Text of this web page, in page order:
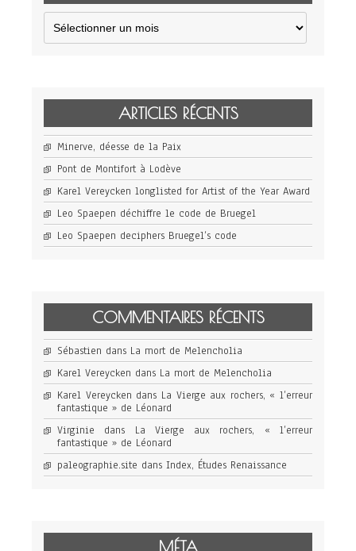
Archives
ARTICLES RÉCENTS
Minerve, déesse de la Paix
Pont de Montifort à Lodève
Karel Vereycken longlisted for Artist of the Year Award
Leo Spaepen déchiffre le code de Bruegel
Leo Spaepen deciphers Bruegel’s code
COMMENTAIRES RÉCENTS
Sébastien dans La mort de Melencholia
Karel Vereycken dans La mort de Melencholia
Karel Vereycken dans La Vierge aux rochers, « l’erreur
fantastique » de Léonard
Virginie dans La Vierge aux rochers, « l’erreur
fantastique » de Léonard
paleographie.site dans Index, Études Renaissance
MÉTA